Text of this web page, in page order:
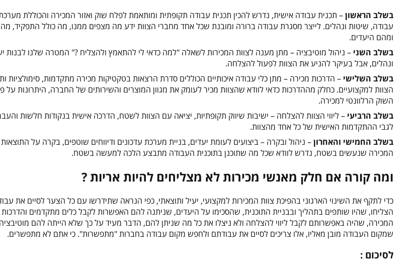
בשלב הראשון– תכנית עבודה אישית, נדרש להכין תכנית עבודה תקופתית ומותאמת לפלח שוק ואזור המכירה והכוללת
עבודה, שיטות ונהלים. לייצר מסגרת עבודה ברורה ומובנת שכל אחד מחברי הצוות ידע מה מצפים ממנו, מה כולל התפקיד,
ומהם היעדים.
בשלב השני – ניהול מוטיבציה – מתן מענה לצוות המכירות לשאלה "למה כדאי לי להתאמץ ולהצליח ?" המטרה שלנו לבנות
ונהלים, אבל בעיקר להניע את הצוות לפעול להצלחה.
בשלב השלישי – הדרכות מכירה – מתן כלי עבודה איכותיים הכוללים סדרת הרצאות בטקטיקות מכירה מתקדמות, סימולציות
הצוות למקצועיים. כחלק מההדרכות כדאי לוודא שהצוות מכיר לעומק את מגוון המוצרים והשירותים של החברה, היתרונות על
השוק הרלוונטי למכירה.
בשלב הרביעי – ליווי הצוות להצלחה – ישיבות שיווק תקופתיות, יציאה עם הצוות לשטח, הדרכה אישית בנקודות חלשות
לגבי ההתקדמות האישית של כל אחד מהצוות.
בשלב החמישי והאחרון– ניהול ובקרה – ביצועים לעומת יעדים, בניית מערכת עדכונים ודיווחים שוטפים, בקרה על
המכירה שנעשים בשטח, נדרש לוודא שכל מה שתוכנן בתוכנית העבודה מתבצע הלכה למעשה בשטח.
ומה קורה אם חלק מאנשי מכירות לא מצליחים להיות אריות ?
כדי לתקף את השינוי הארגוני בהפיכת צוות המכירות למקצועי, יעיל ותוצאתי, כפי הנראה שתידרשו עם כל הצער לסיים את
הצליחו, שהיו שותפים בתהליך ובבניית התוכנית, שהסכימו על היעדים, שניתנה להם האפשרות לקבל כלים מתקדמים
המכירה, שהיה באפשרותם לקבל ליווי להצלחה ולא ניצלו את כל מה שניתן להם, הדבר מעיד על כך שלא הייתה להם
שמקום העבודה מובן מאליו, אלו צריכים לסיים את עבודתם ולחפש מקום עבודה בחברות "מתפשרות". כי אתם לא מתפשרים.
לסיכום :